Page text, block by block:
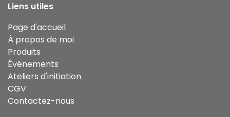
Liens utiles
Page d'accueil
À propos de moi
Produits
Événements
Ateliers d'initiation
CGV
Contactez-nous